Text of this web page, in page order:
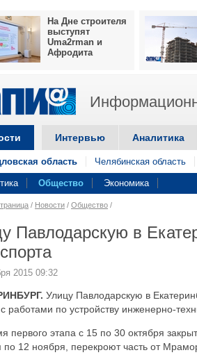
На Дне строителя
выступят
Uma2rman и
Афродита
Интервью Аналитика
область Челябинская область
Общество Экономика
/ Новости / Общество /
Павлодарскую в
2015 09:32
Улицу Павлодарскую в
с работами по устройству инженерно-
первого этапа с 15 по 30 октября
по 12 ноября, перекроют часть от